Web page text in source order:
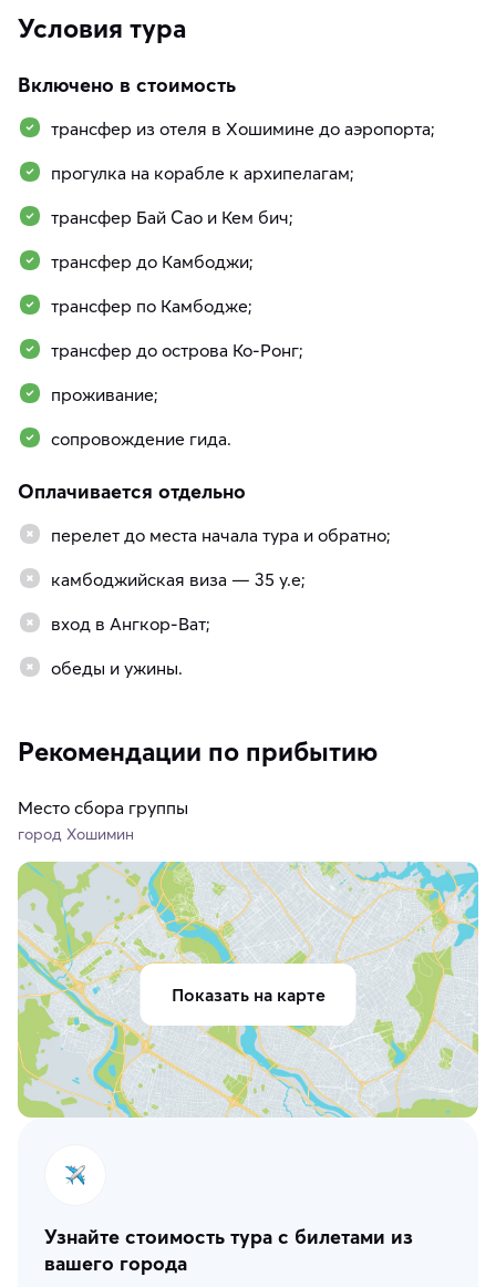
Условия тура
Включено в стоимость
трансфер из отеля в Хошимине до аэропорта;
прогулка на корабле к архипелагам;
трансфер Бай Сао и Кем бич;
трансфер до Камбоджи;
трансфер по Камбодже;
трансфер до острова Ко-Ронг;
проживание;
сопровождение гида.
Оплачивается отдельно
перелет до места начала тура и обратно;
камбоджийская виза — 35 у.е;
вход в Ангкор-Ват;
обеды и ужины.
Рекомендации по прибытию
Место сбора группы
город Хошимин
Показать на карте
Узнайте стоимость тура с билетами из
вашего города